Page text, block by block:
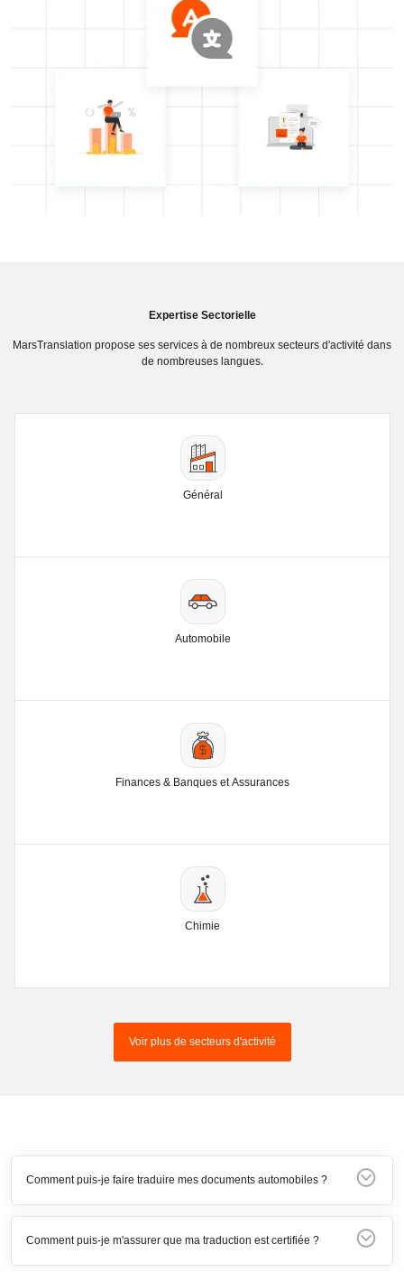
Expertise Sectorielle
MarsTranslation propose ses services à de nombreux secteurs d'activité dans
de nombreuses langues.
Général
Automobile
Finances & Banques et Assurances
Chimie
Voir plus de secteurs d'activité
Comment puis-je faire traduire mes documents automobiles ?
Comment puis-je m'assurer que ma traduction est certifiée ?